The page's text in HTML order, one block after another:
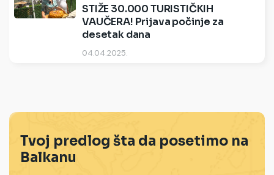
STIŽE 30.000 TURISTIČKIH
VAUČERA! Prijava počinje za
desetak dana
04.04.2025.
Tvoj predlog šta da posetimo na
Balkanu